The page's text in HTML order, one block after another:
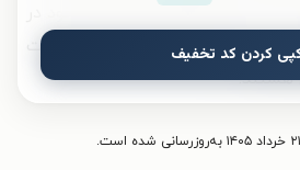
به دنبال ارتقای مهارت‌های خود در
و آماده‌سازی فایل برای پرینت
هستند.
کردن کد تخفیف